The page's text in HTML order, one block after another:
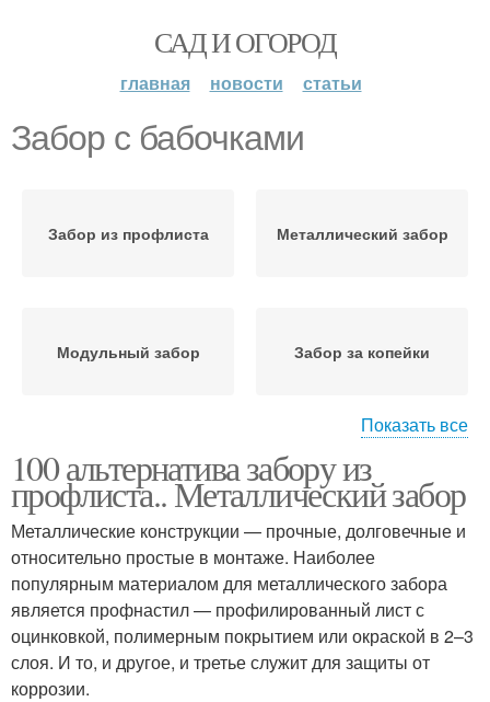
САД И ОГОРОД
главная новости статьи
Забор с бабочками
Забор из профлиста Металлический забор
Модульный забор Забор за копейки
Долговечный забор Дешевый забор
Забор из профнастила Креативный забор
Показать все
100 альтернатива забору из
профлиста.. Металлический забор
Металлические конструкции — прочные, долговечные и
относительно простые в монтаже. Наиболее
популярным материалом для металлического забора
является профнастил — профилированный лист с
оцинковкой, полимерным покрытием или окраской в 2–3
слоя. И то, и другое, и третье служит для защиты от
коррозии.